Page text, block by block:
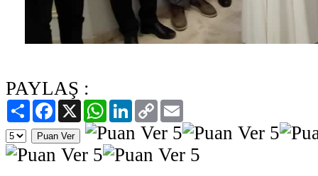
PAYLAŞ :
PaylaşFacebook
X WhatsAppLinkedIn
Copy
Link